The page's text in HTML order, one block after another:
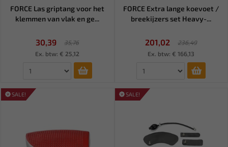
FORCE Las griptang voor het
klemmen van vlak en ge...
30,39
35,76
Ex. btw: € 25,12
FORCE Extra lange koevoet /
breekijzers set Heavy-...
201,02
236,49
Ex. btw: € 166,13
SALE! SALE!